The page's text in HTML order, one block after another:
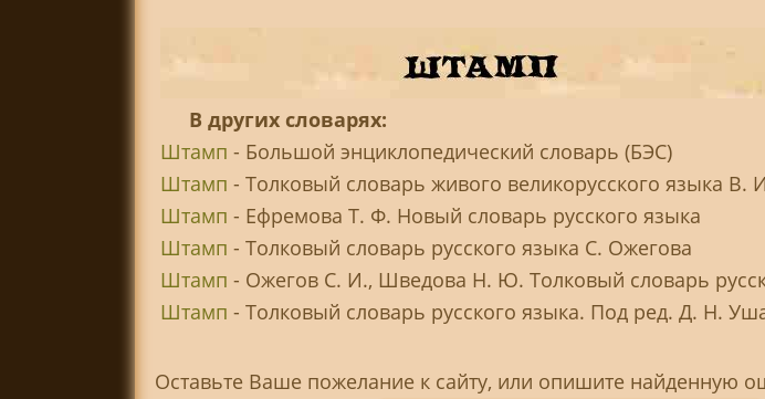
В других словарях:
Штамп - Большой энциклопедический словарь (БЭС)
Штамп - Толковый словарь живого великорусского языка В.
Штамп - Ефремова Т. Ф. Новый словарь русского языка
Штамп - Толковый словарь русского языка С. Ожегова
Штамп - Ожегов С. И., Шведова Н. Ю. Толковый словарь
Штамп - Толковый словарь русского языка. Под ред. Д. Н.
Оставьте Ваше пожелание к сайту, или опишите найденную